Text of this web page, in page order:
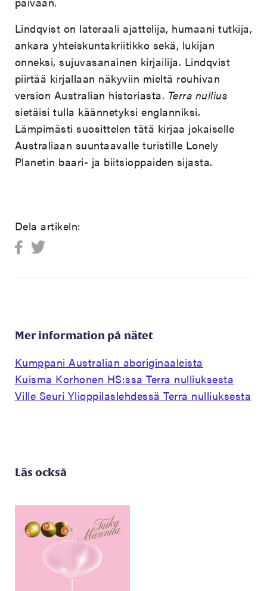
Lindqvist on lateraali ajattelija, humaani tutkija,
ankara yhteiskuntakriitikko sekä, lukijan
onneksi, sujuvasanainen kirjailija. Lindqvist
piirtää kirjallaan näkyviin mieltä rouhivan
version Australian historiasta. Terra nullius
sietäisi tulla käännetyksi englanniksi.
Lämpimästi suosittelen tätä kirjaa jokaiselle
Australiaan suuntaavalle turistille Lonely
Planetin baari- ja biitsioppaiden sijasta.
Dela artikeln:
Mer information på nätet
Kumppani Australian aboriginaaleista
Kuisma Korhonen HS:ssa Terra nulliuksesta
Ville Seuri Ylioppilaslehdessä Terra nulliuksesta
Läs också